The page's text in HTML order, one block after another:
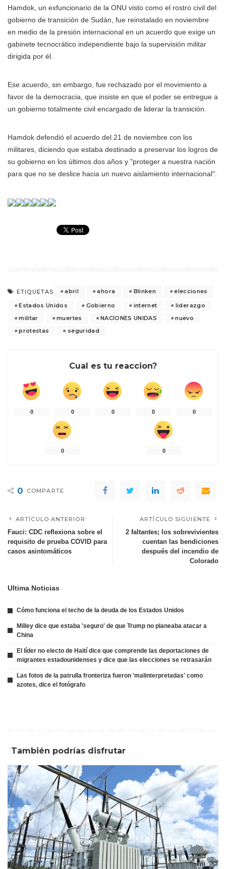
Hamdok, un exfuncionario de la ONU visto como el rostro civil del
gobierno de transición de Sudán, fue reinstalado en noviembre
en medio de la presión internacional en un acuerdo que exige un
gabinete tecnocrático independiente bajo la supervisión militar
dirigida por él.
Ese acuerdo, sin embargo, fue rechazado por el movimiento a
favor de la democracia, que insiste en que el poder se entregue a
un gobierno totalmente civil encargado de liderar la transición.
Hamdok defendió el acuerdo del 21 de noviembre con los
militares, diciendo que estaba destinado a preservar los logros de
su gobierno en los últimos dos años y "proteger a nuestra nación
para que no se deslice hacia un nuevo aislamiento internacional".
ETIQUETAS abril ahora Blinken
elecciones
Estados Unidos
Gobierno internet
liderazgo
militar
muertes NACIONES UNIDAS
nuevo
protestas
seguridad
Cual es tu reaccion?
0 0 0 0 0
0 0
0 COMPARTE
ARTÍCULO ANTERIOR
Fauci: CDC reflexiona sobre el
requisito de prueba COVID para
casos asintomáticos
ARTÍCULO SIGUIENTE
2 faltantes; los sobrevivientes
cuentan las bendiciones
después del incendio de
Colorado
Ultima Noticias
Cómo funciona el techo de la deuda de los Estados Unidos
Milley dice que estaba 'seguro' de que Trump no planeaba atacar a
China
El líder no electo de Haití dice que comprende las deportaciones de
migrantes estadounidenses y dice que las elecciones se retrasarán
Las fotos de la patrulla fronteriza fueron 'malinterpretadas' como
azotes, dice el fotógrafo
También podrías disfrutar